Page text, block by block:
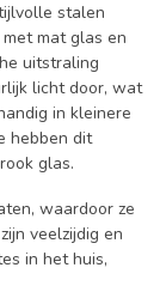
stalen
mat glas en
uitstraling
licht door, wat
in kleinere
hebben dit
glas.
waardoor ze
veelzijdig en
in het huis,